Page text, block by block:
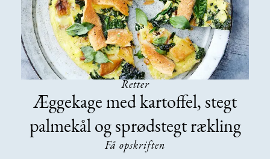
Retter
Æggekage med kartoffel, stegt
palmekål og sprødstegt rækling
Få opskriften